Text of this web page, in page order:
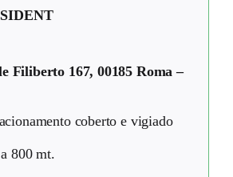
Filiberto 167, 00185 Roma –
coberto e vigiado
800 mt.